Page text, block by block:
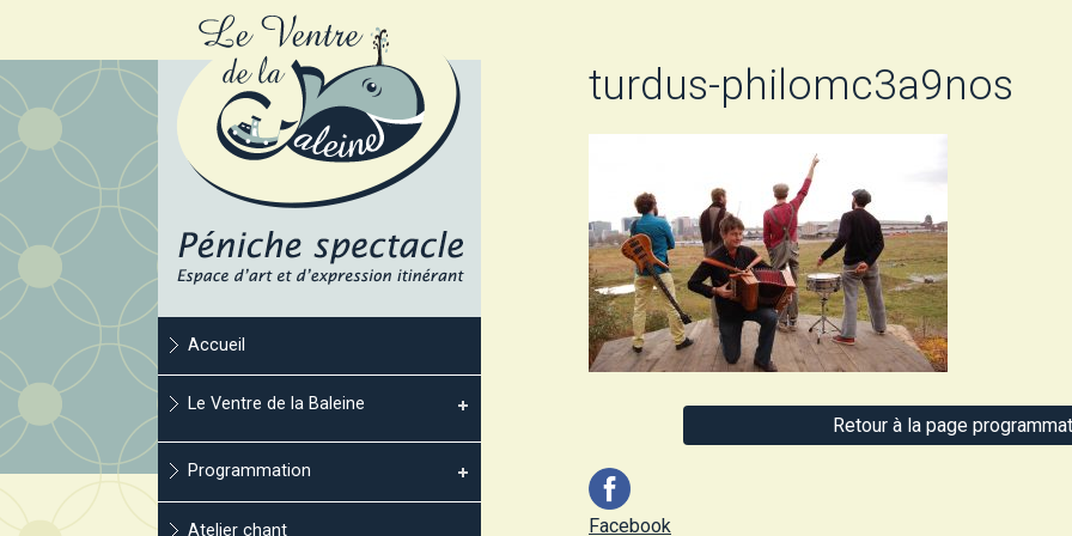
Accueil
Le Ventre de la Baleine
Programmation
Atelier chant
turdus-philomc3a9nos
Retour à la page
Facebook